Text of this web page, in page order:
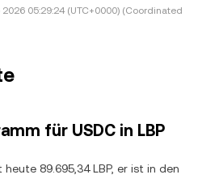
05:29:24 (UTC+0000) (Coordinated
für USDC in LBP
89.695,34 LBP, er ist in den